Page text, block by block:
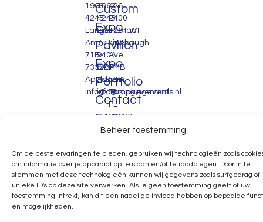
Beheer toestemming
Om de beste ervaringen te bieden, gebruiken wij technologieën zoals
om informatie over je apparaat op te slaan en/of te raadplegen. Door in te
stemmen met deze technologieën kunnen wij gegevens zoals surfgedrag of
unieke ID's op deze site verwerken. Als je geen toestemming geeft of uw
toestemming intrekt, kan dit een nadelige invloed hebben op bepaalde
en mogelijkheden.
1963
4245
Lange
Amerikaweg
71B
7332BP
Apeldoorn
info@makingevents.nl
1963
4245
Eiberstraat
7
9404
EA
Assen
info@makingevents.nl
426
2400
1291 W
Linebaugh
Ave
PMB
558.
Tampa,
FL
33626
United
Custom
Expo
Pavilion
Expo
Portfolio
Contact
FAQ